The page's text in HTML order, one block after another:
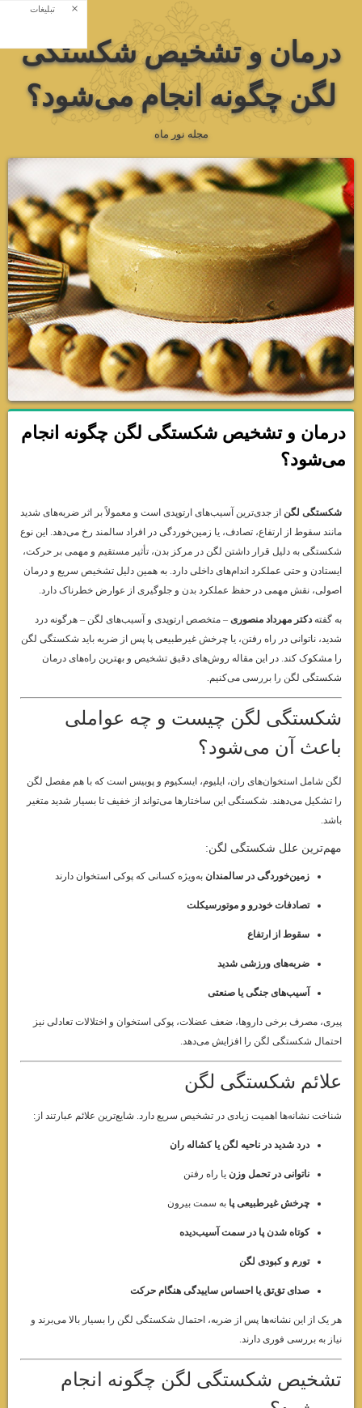
درمان و تشخیص شکستگی
لگن چگونه انجام می‌شود؟
مجله نور ماه
درمان و تشخیص شکستگی لگن چگونه انجام
می‌شود؟
شکستگی لگناز جدی‌ترین آسیب‌های ارتوپدی است و معمولاً بر اثر ضربه‌های شدید
مانند سقوط از ارتفاع، تصادف، یا زمین‌خوردگی در افراد سالمند رخ می‌دهد. این نوع
شکستگی به دلیل قرار داشتن لگن در مرکز بدن، تأثیر مستقیم و مهمی بر حرکت،
ایستادن و حتی عملکرد اندام‌های داخلی دارد. به همین دلیل تشخیص سریع و درمان
اصولی، نقش مهمی در حفظ عملکرد بدن و جلوگیری از عوارض خطرناک دارد.
به گفتهدکتر مهرداد منصوری– متخصص ارتوپدی و آسیب‌های لگن – هرگونه درد
شدید، ناتوانی در راه رفتن، یا چرخش غیرطبیعی پا پس از ضربه باید شکستگی لگن
را مشکوک کند. در این مقاله روش‌های دقیق تشخیص و بهترین راه‌های درمان
شکستگی لگن را بررسی می‌کنیم.
شکستگی لگن چیست و چه عواملی
باعث آن می‌شود؟
لگن شامل استخوان‌های ران، ایلیوم، ایسکیوم و پوبیس است که با هم مفصل لگن
را تشکیل می‌دهند. شکستگی این ساختارها می‌تواند از خفیف تا بسیار شدید متغیر
باشد.
مهم‌ترین علل شکستگی لگن:
زمین‌خوردگی در سالمندانبه‌ویژه کسانی که پوکی استخوان دارند
تصادفات خودرو و موتورسیکلت
سقوط از ارتفاع
ضربه‌های ورزشی شدید
آسیب‌های جنگی یا صنعتی
پیری، مصرف برخی داروها، ضعف عضلات، پوکی استخوان و اختلالات تعادلی نیز
احتمال شکستگی لگن را افزایش می‌دهد.
علائم شکستگی لگن
شناخت نشانه‌ها اهمیت زیادی در تشخیص سریع دارد. شایع‌ترین علائم عبارتند از:
درد شدید در ناحیه لگن یا کشاله ران
ناتوانی در تحمل وزنیا راه رفتن
چرخش غیرطبیعی پابه سمت بیرون
کوتاه شدن پا در سمت آسیب‌دیده
تورم و کبودی لگن
صدای تق‌تق یا احساس ساییدگی هنگام حرکت
هر یک از این نشانه‌ها پس از ضربه، احتمال شکستگی لگن را بسیار بالا می‌برند و
نیاز به بررسی فوری دارند.
تشخیص شکستگی لگن چگونه انجام
تبلیغات ×